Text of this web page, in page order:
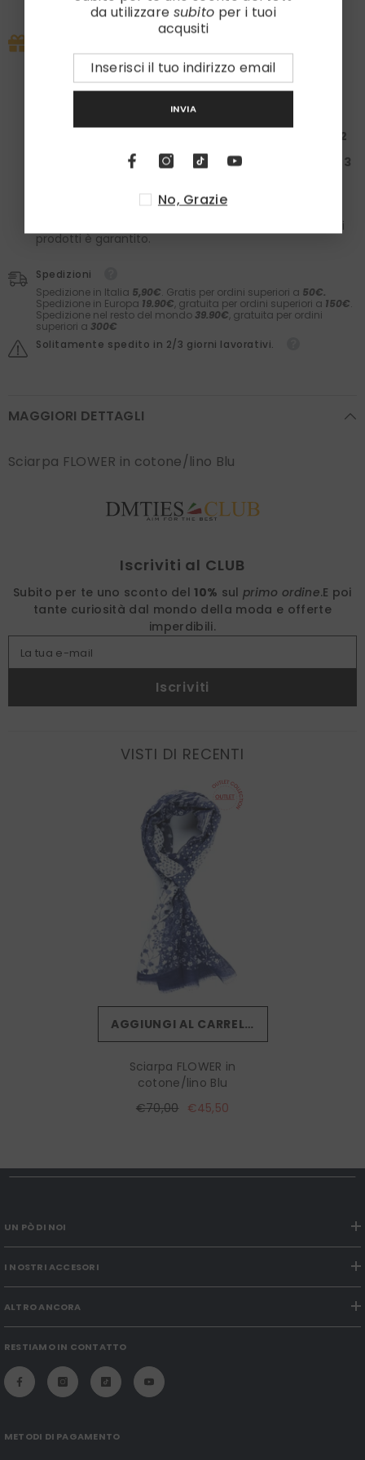
Visualizza le informazioni del negozio
Approfitta subito della nostra promo esclusiva:
la tua spesa ti regala un setLaboratori Asteriti
calzini in caldo cotoneZazà!
100€: Ricevi una
Box da 150€ + 2
Spendi almeno
300€ : Ricevi una
Box da 200€ + 3
Nelle box troverai il meglio deiLaboratori Asteriti
. Il valore dei
prodotti è garantito.
Spedizioni
Spedizione in Italia 5,90€. Gratis per ordini superiori a 50€.
Spedizione in Europa 19.90€, gratuita per ordini superiori a 150€.
Spedizione nel resto del mondo 39.90€, gratuita per ordini
superiori a 300€
Solitamente spedito in 2/3 giorni lavorativi.
MAGGIORI DETTAGLI
Sciarpa FLOWER in cotone/lino Blu
Iscriviti al CLUB
Subito per te uno sconto del 10% sulprimo ordine.E poi
tante curiosità dal mondo della moda e offerte
imperdibili.
La tua e-mail
Iscriviti
VISTI DI RECENTI
AGGIUNGI AL CARRELLO
Sciarpa FLOWER in
cotone/lino Blu
€70,00 €45,50
UN PÒ DI NOI
I NOSTRI ACCESORI
ALTRO ANCORA
RESTIAMO IN CONTATTO
METODI DI PAGAMENTO
da utilizzare subito per i tuoi
acqusiti
INVIA
No, Grazie